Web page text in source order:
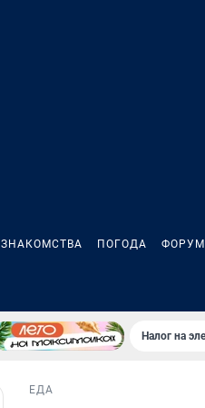
ЗНАКОМСТВА ПОГОДА
Налог на
ЕДА